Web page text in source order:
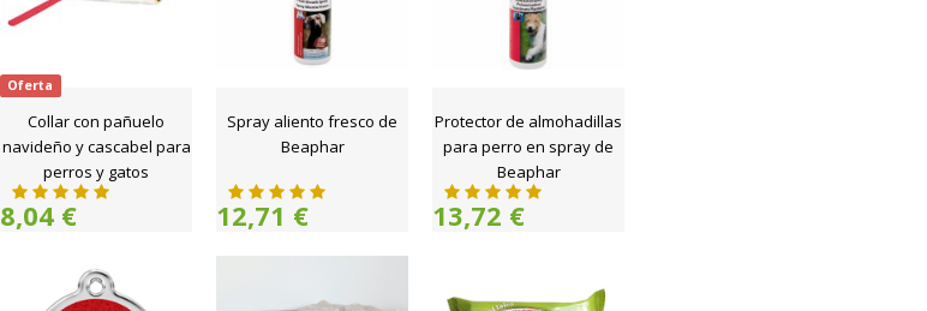
Oferta
Collar con pañuelo
navideño y cascabel para
perros y gatos
8,04 €
Spray aliento fresco de
Beaphar
12,71 €
Protector de almohadillas
para perro en spray de
Beaphar
13,72 €